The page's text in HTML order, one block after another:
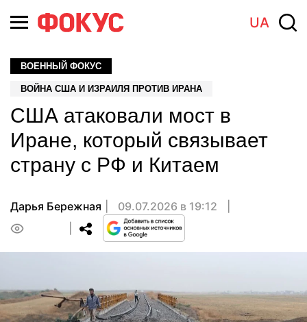
UA
ВОЕННЫЙ ФОКУС
ВОЙНА США И ИЗРАИЛЯ ПРОТИВ ИРАНА
США атаковали мост в
Иране, который связывает
страну с РФ и Китаем
Дарья Бережная
09.07.2026 в 19:12